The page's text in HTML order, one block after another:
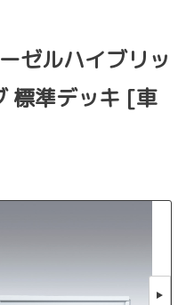
ゼルハイブリッ
標準デッキ [車